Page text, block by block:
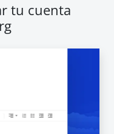
tu cuenta